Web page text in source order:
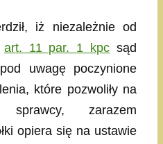
iż niezależnie od
art. 11 par. 1 kpc sąd
uwagę poczynione
które pozwoliły na
zarazem
opiera się na ustawie